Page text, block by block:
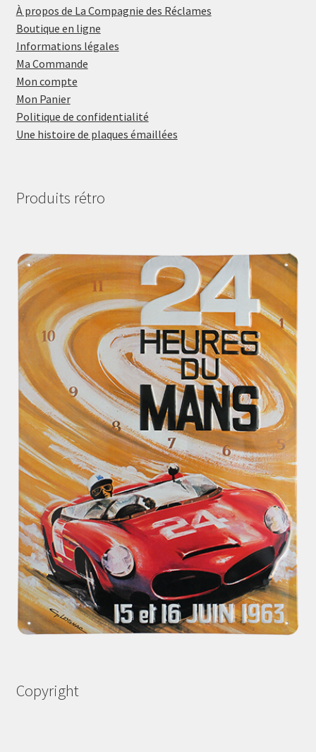
À propos de La Compagnie des Réclames
Boutique en ligne
Informations légales
Ma Commande
Mon compte
Mon Panier
Politique de confidentialité
Une histoire de plaques émaillées
Produits rétro
Copyright